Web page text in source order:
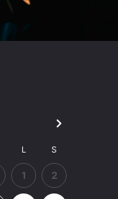
L S
1 2
Nästa